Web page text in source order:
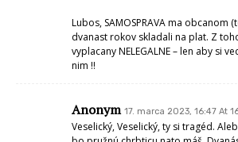
Lubos, SAMOSPRAVA ma obcanom
dvanast rokov skladali na plat. Z
vyplacany NELEGALNE – len aby si
nim !!
Anonym 17. marca 2023, 16:47 At
Veselický, Veselický, ty si tragéd.